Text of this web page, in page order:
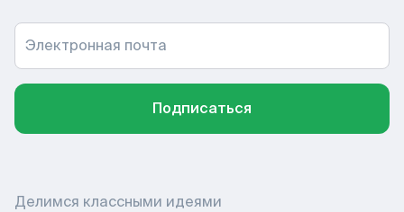
Электронная почта
Подписаться
Делимся классными идеями